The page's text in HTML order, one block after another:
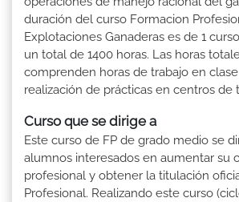
duración del curso Formacion
Explotaciones Ganaderas es de 1
un total de 1400 horas. Las horas
comprenden horas de trabajo en
realización de prácticas en centros de
Curso que se dirige a
Este curso de FP de grado medio se
alumnos interesados en aumentar su
profesional y obtener la titulación
Profesional. Realizando este curso